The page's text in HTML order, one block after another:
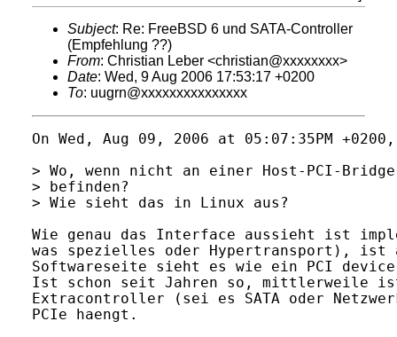
Subject: Re: FreeBSD 6 und SATA-Controller
(Empfehlung ??)
From: Christian Leber <christian@xxxxxxxx>
Date: Wed, 9 Aug 2006 17:53:17 +0200
To: uugrn@xxxxxxxxxxxxxxx
On Wed, Aug 09, 2006 at 05:07:35PM
> Wo, wenn nicht an einer Host-PCI-
> befinden?
> Wie sieht das in Linux aus?
Wie genau das Interface aussieht ist
was spezielles oder Hypertransport), ist
Softwareseite sieht es wie ein PCI
Ist schon seit Jahren so, mittlerweile ist
Extracontroller (sei es SATA oder
PCIe haengt.